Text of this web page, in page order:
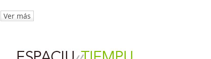
Ver más